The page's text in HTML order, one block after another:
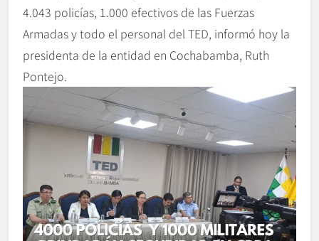
4.043 policías, 1.000 efectivos de las Fuerzas
Armadas y todo el personal del TED, informó hoy la
presidenta de la entidad en Cochabamba, Ruth
Pontejo.